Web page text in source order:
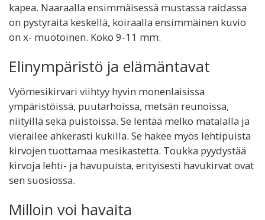
kapea. Naaraalla ensimmäisessä mustassa raidassa
on pystyraita keskellä, koiraalla ensimmäinen kuvio
on x- muotoinen. Koko 9-11 mm.
Elinympäristö ja elämäntavat
Vyömesikirvari viihtyy hyvin monenlaisissa
ympäristöissä, puutarhoissa, metsän reunoissa,
niityillä sekä puistoissa. Se lentää melko matalalla ja
vierailee ahkerasti kukilla. Se hakee myös lehtipuista
kirvojen tuottamaa mesikastetta. Toukka pyydystää
kirvoja lehti- ja havupuista, erityisesti havukirvat ovat
sen suosiossa.
Milloin voi havaita